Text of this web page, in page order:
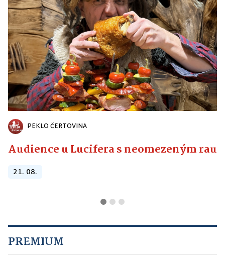
PEKLO ČERTOVINA
Audience u Lucifera s neomezeným
21. 08.
PREMIUM